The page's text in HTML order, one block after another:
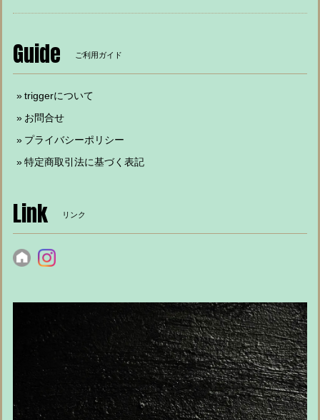
Guide ご利用ガイド
triggerについて
お問合せ
プライバシーポリシー
特定商取引法に基づく表記
Link リンク